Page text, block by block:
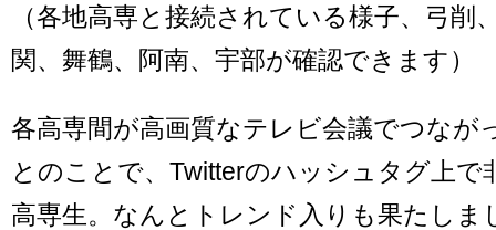
（各地高専と接続されている様子、弓削
関、舞鶴、阿南、宇部が確認できます）
各高専間が高画質なテレビ会議でつなが
とのことで、Twitterのハッシュタグ上で
高専生。なんとトレンド入りも果たしま